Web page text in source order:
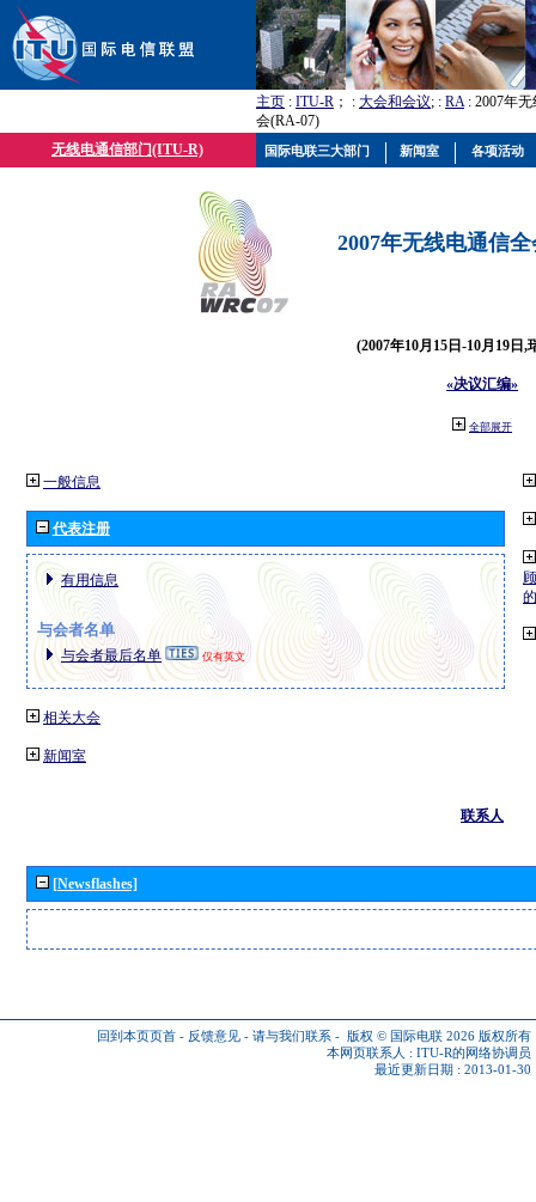
主页 : ITU-R ； : 大会和会议; : RA: 2007年
会(RA-07)
无线电通信部门(ITU-R)
2007年无线电通信
(2007年10月15日-10月19日,
«决议汇编»
全部展开
一般信息
代表注册
有用信息
与会者名单
与会者最后名单 仅有英文
相关大会
新闻室
联系人
[Newsflashes]
回到本页页首 - 反馈意见 - 请与我们联系 - 版权 © 国际电联 2026 版权所有
本网页联系人 : ITU-R的网络协调员
最近更新日期 : 2013-01-30
国际电联三大部门 新闻室 各项活动